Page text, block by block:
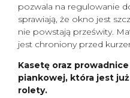
pozwala na regulowanie
sprawiają, że okno jest
nie powstają prześwity.
jest chroniony przed
Kasetę oraz
piankowej, która jest
rolety.